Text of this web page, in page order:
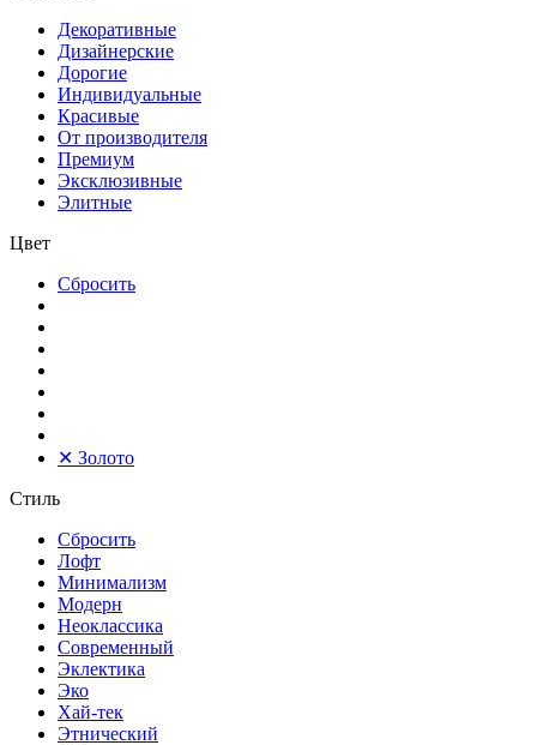
Декоративные
Дизайнерские
Дорогие
Индивидуальные
Красивые
От производителя
Премиум
Эксклюзивные
Элитные
Цвет
Сбросить
✕ Золото
Стиль
Сбросить
Лофт
Минимализм
Модерн
Неоклассика
Современный
Эклектика
Эко
Хай-тек
Этнический